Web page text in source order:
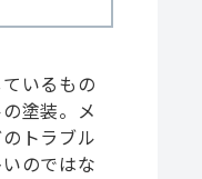
いるもの
塗装。メ
トラブル
のではな